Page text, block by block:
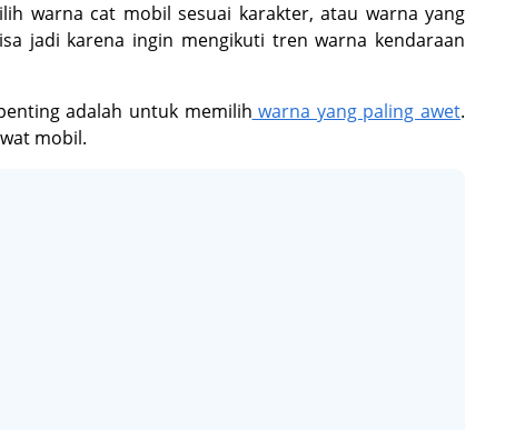
warna cat mobil sesuai karakter, atau warna yang
jadi karena ingin mengikuti tren warna kendaraan
adalah untuk memilih warna yang paling awet.
mobil.